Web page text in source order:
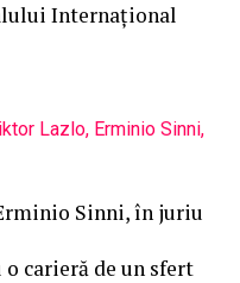
Internaţional
Sinni, în juriu
carieră de un sfert